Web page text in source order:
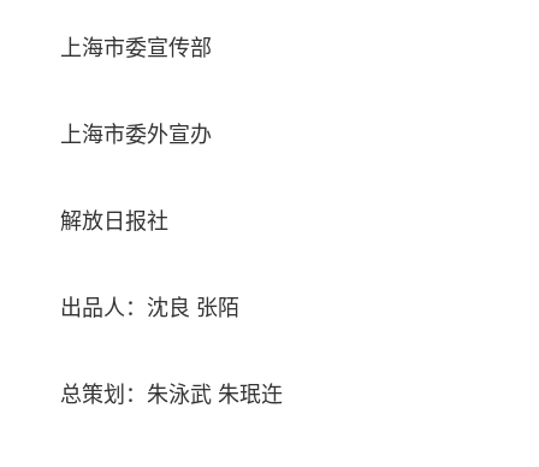
上海市委宣传部
上海市委外宣办
解放日报社
出品人：沈良 张陌
总策划：朱泳武 朱珉迕